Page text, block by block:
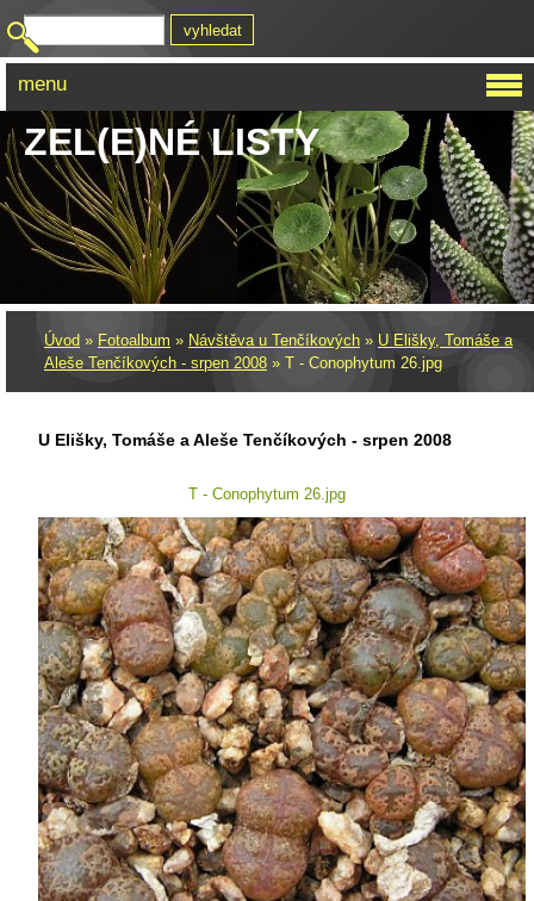
ZEL(E)NÉ LISTY
Úvod » Fotoalbum » Návštěva u Tenčíkových » U Elišky, Tomáše a
Aleše Tenčíkových - srpen 2008 » T - Conophytum 26.jpg
U Elišky, Tomáše a Aleše Tenčíkových - srpen 2008
T - Conophytum 26.jpg
menu